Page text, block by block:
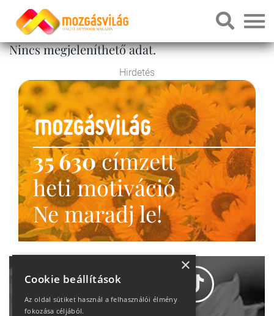
Nincs megjeleníthető adat.
Hirdetés
35 630címzett
heti motiváció
Ne maradj le!
×
Cookie beállítások
Az oldal sütiket használ a felhasználói élmény
fokozása céljából.